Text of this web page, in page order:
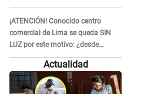
a estar conmigo, no pasa nada"
¡ATENCIÓN! Conocido centro
comercial de Lima se queda SIN
LUZ por este motivo: ¿desde
cuándo atenderá?
Actualidad